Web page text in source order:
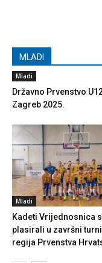
MLADI
Mladi
Državno Prvenstvo
Zagreb 2025.
Mladi
Kadeti Vrijednosnica
plasirali u završni
regija Prvenstva